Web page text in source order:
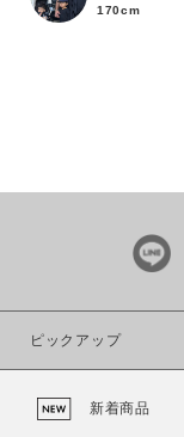
170cm
ピックアップ
新着商品